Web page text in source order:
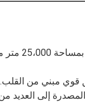
► تأسست عام
المصدرة إلى العديد